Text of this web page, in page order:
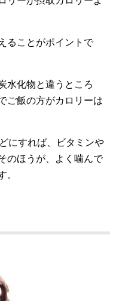
ることがポイントで
水化物と違うところ
ご飯の方がカロリーは
にすれば、ビタミンや
のほうが、よく噛んで
。